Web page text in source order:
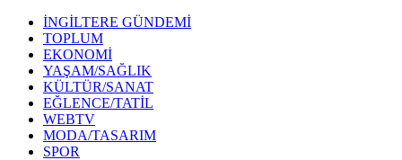
İNGİLTERE GÜNDEMİ
TOPLUM
EKONOMİ
YAŞAM/SAĞLIK
KÜLTÜR/SANAT
EĞLENCE/TATİL
WEBTV
MODA/TASARIM
SPOR